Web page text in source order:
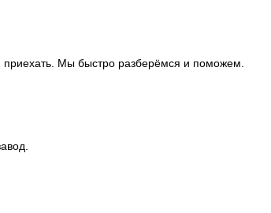
приехать. Мы быстро разберёмся и поможем.